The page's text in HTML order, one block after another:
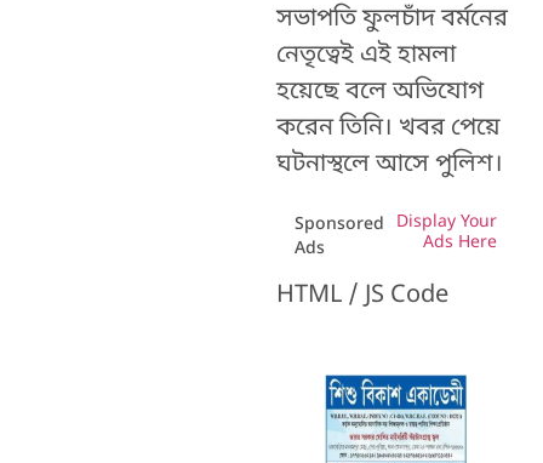
সভাপতি ফুলচাঁদ বর্মনের
নেতৃত্বেই এই হামলা
হয়েছে বলে অভিযোগ
করেন তিনি। খবর পেয়ে
ঘটনাস্থলে আসে পুলিশ।
Sponsored
Ads
Display Your
Ads Here
HTML / JS Code